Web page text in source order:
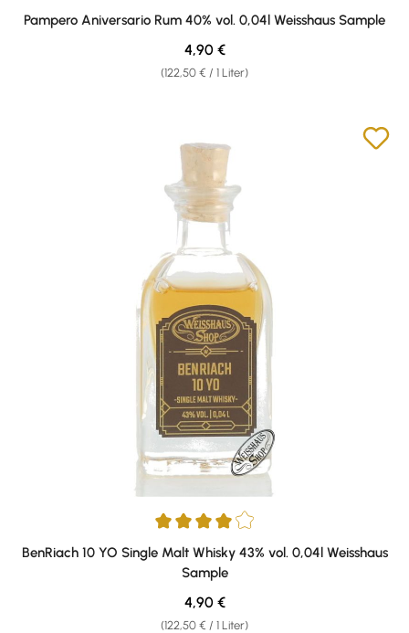
Durchschnittliche Bewertung von 4.67 von 5 Sternen
Pampero Aniversario Rum 40% vol. 0,04l Weisshaus Sample
(122,50 € / 1 Liter)
Regulärer Preis:
4,90 €
Durchschnittliche Bewertung von 4 von 5 Sternen
BenRiach 10 YO Single Malt Whisky 43% vol. 0,04l Weisshaus
Sample
(122,50 € / 1 Liter)
Regulärer Preis:
4,90 €